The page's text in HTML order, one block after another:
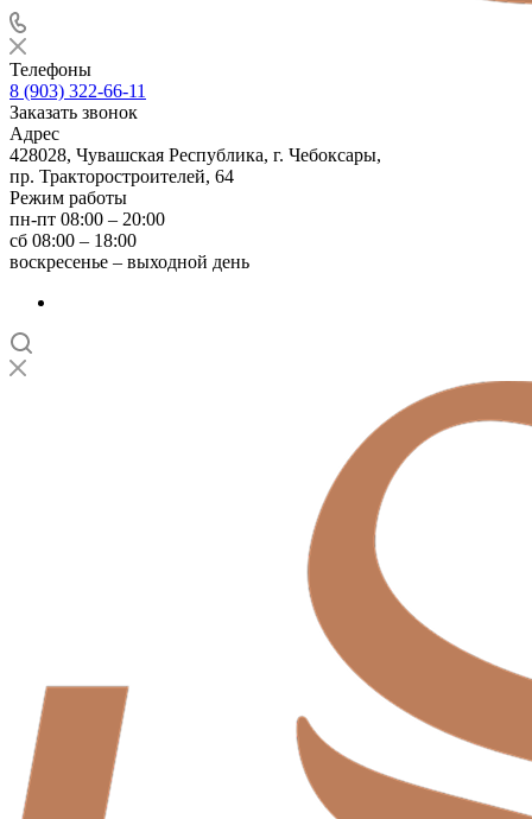
Телефоны
8 (903) 322-66-11
Заказать звонок
Адрес
428028, Чувашская Республика, г. Чебоксары,
пр. Тракторостроителей, 64
Режим работы
пн-пт 08:00 – 20:00
сб 08:00 – 18:00
воскресенье – выходной день